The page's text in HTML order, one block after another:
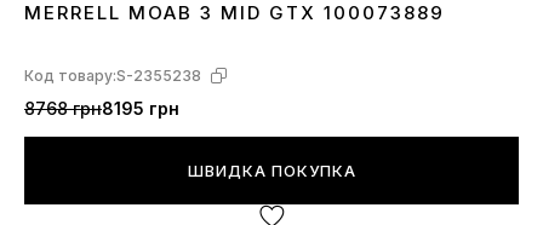
41.544.546.5
MERRELL MOAB 3 MID GTX 100073889
Код товару:S-2355238
8768 грн8195 грн
ШВИДКА ПОКУПКА